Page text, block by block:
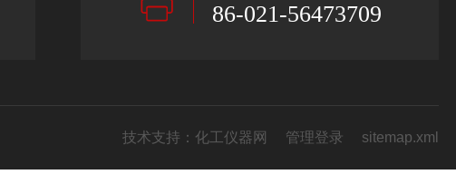
86-021-56473709
技术支持： 化工仪器网 管理登录 sitemap.xml